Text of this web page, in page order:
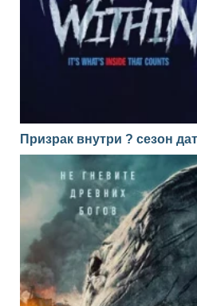
Призрак внутри ? сезон